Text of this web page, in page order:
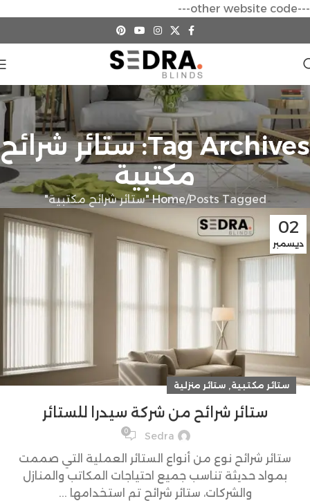
---other website code---
Tag Archives: ستائر شرائح
مكتبية
Home Posts Tagged "ستائر شرائح مكتبية"
02
ديسمبر
ستائر مكتبية, ستائر منزلية
ستائر شرائح من شركة سيدرا للستائر
Sedra
0
ستائر شرائح نوع من أنواع الستائر العملية التي صممت
بمواد حديثة تناسب جميع احتياجات المكاتب والمنازل
والشركات، ستائر شرائح تم استخدامها ...